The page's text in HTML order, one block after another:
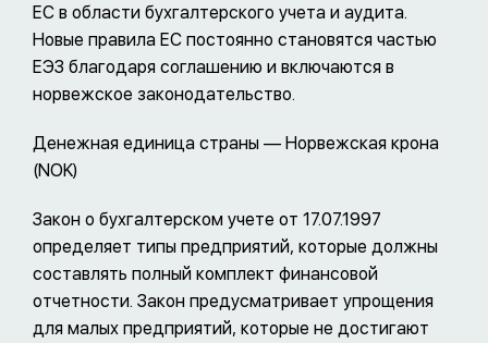
ЕС в области бухгалтерского учета и аудита.
Новые правила ЕС постоянно становятся частью
ЕЭЗ благодаря соглашению и включаются в
норвежское законодательство.
Денежная единица страны — Норвежская крона
(NOK)
Закон о бухгалтерском учете от 17.07.1997
определяет типы предприятий, которые должны
составлять полный комплект финансовой
отчетности. Закон предусматривает упрощения
для малых предприятий, которые не достигают